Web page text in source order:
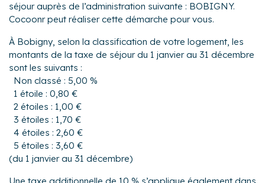
séjour auprès de l’administration suivante : BOBIGNY.
Cocoonr peut réaliser cette démarche pour vous.
À Bobigny, selon la classification de votre logement, les
montants de la taxe de séjour du 1 janvier au 31 décembre
sont les suivants :
Non classé : 5,00 %
1 étoile : 0,80 €
2 étoiles : 1,00 €
3 étoiles : 1,70 €
4 étoiles : 2,60 €
5 étoiles : 3,60 €
(du 1 janvier au 31 décembre)